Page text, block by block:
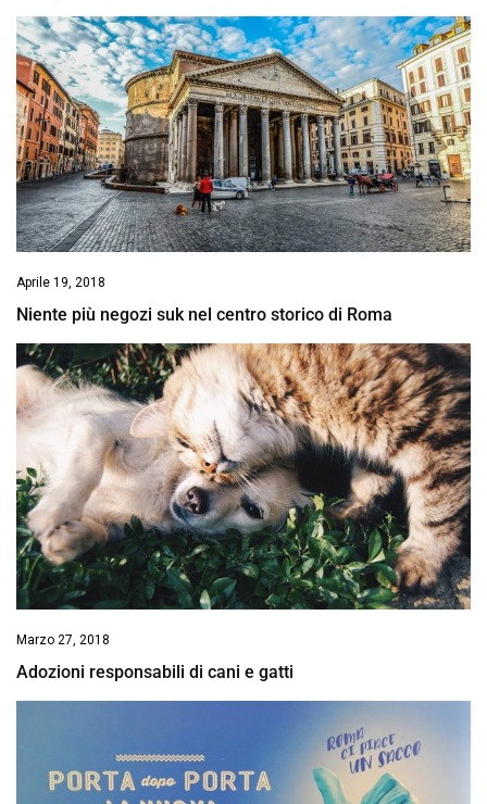
Aprile 19, 2018
Niente più negozi suk nel centro storico di Roma
Marzo 27, 2018
Adozioni responsabili di cani e gatti